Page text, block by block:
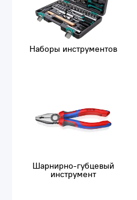
Наборы инструментов
Шарнирно-губцевый
инструмент